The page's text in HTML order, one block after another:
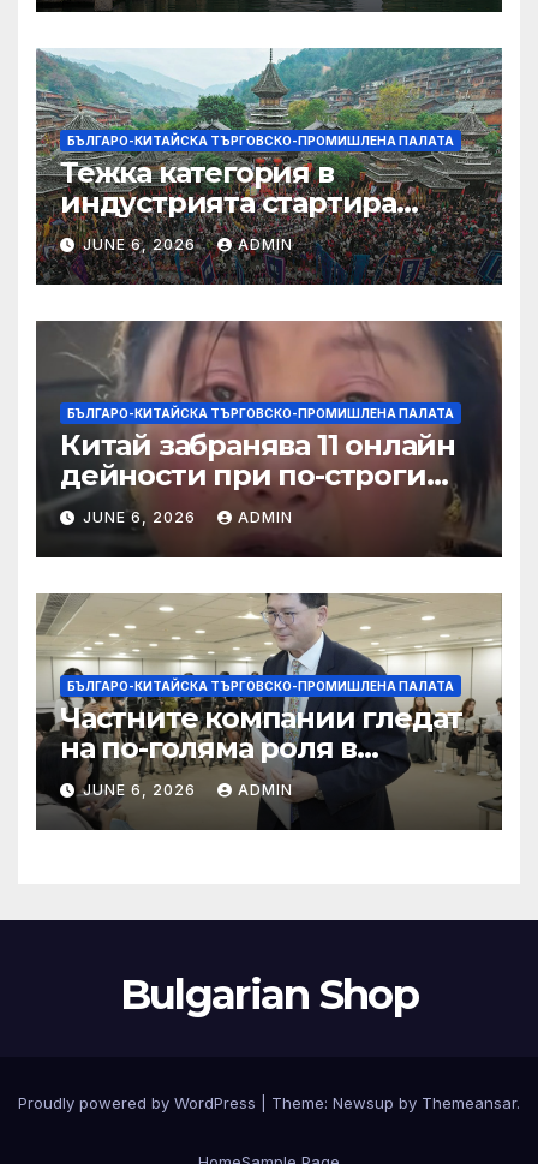
БЪЛГАРО-КИТАЙСКА ТЪРГОВСКО-ПРОМИШЛЕНА ПАЛАТА
Тежка категория в
индустрията стартира
алианс за космическа
слънчева енергия
JUNE 6, 2026 ADMIN
БЪЛГАРО-КИТАЙСКА ТЪРГОВСКО-ПРОМИШЛЕНА ПАЛАТА
Китай забранява 11 онлайн
дейности при по-строги
правила за ограничаване на
слуховете и
кибернасилниците
JUNE 6, 2026 ADMIN
БЪЛГАРО-КИТАЙСКА ТЪРГОВСКО-ПРОМИШЛЕНА ПАЛАТА
Частните компании гледат
на по-голяма роля в
стратегическата
енергетика
JUNE 6, 2026 ADMIN
Bulgarian Shop
Proudly powered by WordPress Theme: Newsup by Themeansar.